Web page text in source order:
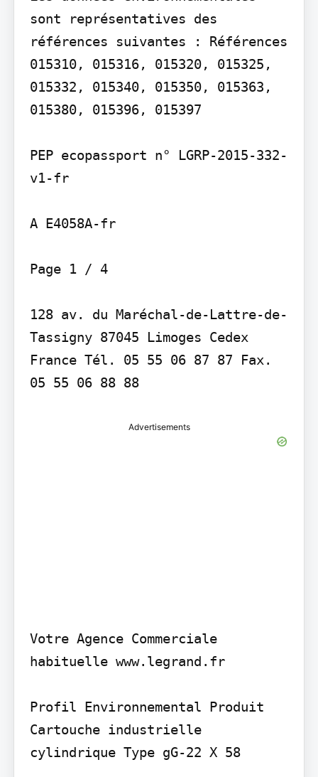
sont représentatives des
références suivantes : Références
015310, 015316, 015320, 015325,
015332, 015340, 015350, 015363,
015380, 015396, 015397
PEP ecopassport n° LGRP-2015-332-
v1-fr
A E4058A-fr
Page 1 / 4
128 av. du Maréchal-de-Lattre-de-
Tassigny 87045 Limoges Cedex
France Tél. 05 55 06 87 87 Fax.
05 55 06 88 88
Advertisements
Votre Agence Commerciale
habituelle www.legrand.fr
Profil Environnemental Produit
Cartouche industrielle
cylindrique Type gG-22 X 58